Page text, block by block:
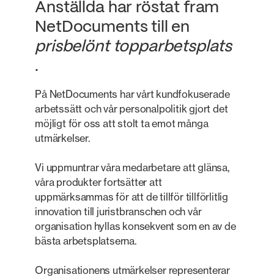
Anställda har röstat fram
NetDocuments till en
prisbelönt topparbetsplats
.
På NetDocuments har vårt kundfokuserade
arbetssätt och vår personalpolitik gjort det
möjligt för oss att stolt ta emot många
utmärkelser.
Vi uppmuntrar våra medarbetare att glänsa,
våra produkter fortsätter att
uppmärksammas för att de tillför tillförlitlig
innovation till juristbranschen och vår
organisation hyllas konsekvent som en av de
bästa arbetsplatserna.
Organisationens utmärkelser representerar